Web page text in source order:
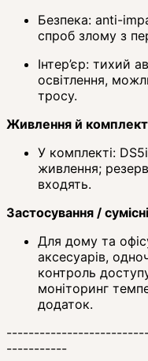
Безпека: anti-
спроб злому з
Інтер’єр: тихий
освітлення,
тросу.
Живлення й
У комплекті:
живлення;
входять.
Застосування /
Для дому та
аксесуарів,
контроль
моніторинг
додаток.
-----------